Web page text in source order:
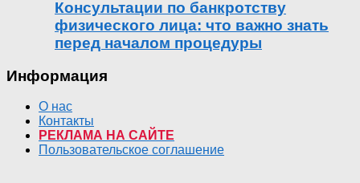
Консультации по банкротству
физического лица: что важно знать
перед началом процедуры
Информация
О нас
Контакты
РЕКЛАМА НА САЙТЕ
Пользовательское соглашение